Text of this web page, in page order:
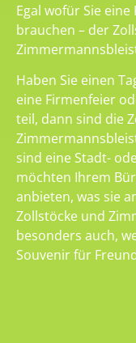
Egal wofür Sie
brauchen – der
Haben Sie einen
eine Firmenfeier
teil, dann sind die
sind eine Stadt-
möchten Ihrem
anbieten, was sie
Zollstöcke und
besonders auch,
Souvenir für